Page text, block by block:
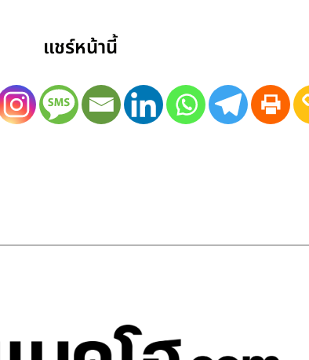
แชร์หน้านี้